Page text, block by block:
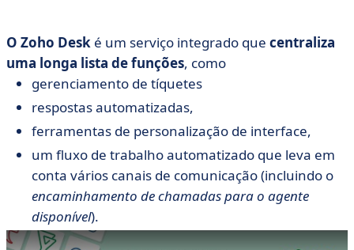
O Zoho Desk é um serviço integrado que centraliza
uma longa lista de funções, como
gerenciamento de tíquetes
respostas automatizadas,
ferramentas de personalização de interface,
um fluxo de trabalho automatizado que leva em
conta vários canais de comunicação (incluindo o
encaminhamento de chamadas para o agente
disponível).